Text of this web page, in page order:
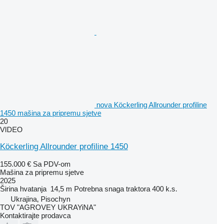
nova Köckerling Allrounder profiline
1450 mašina za pripremu sjetve
20
VIDEO
Köckerling Allrounder profiline 1450
155.000 € Sa PDV-om
Mašina za pripremu sjetve
2025
Širina hvatanja 14,5 m Potrebna snaga traktora 400 k.s.
Ukrajina, Pisochyn
TOV "AGROVEY UKRAYiNA"
Kontaktirajte prodavca